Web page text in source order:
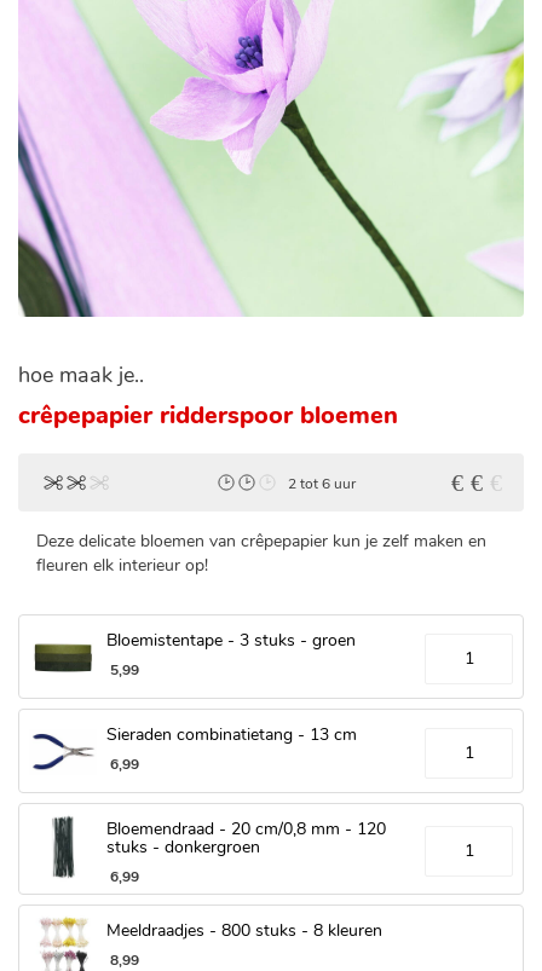
hoe maak je..
crêpepapier ridderspoor bloemen
2 tot 6 uur
Deze delicate bloemen van crêpepapier kun je zelf maken en
fleuren elk interieur op!
Bloemistentape - 3 stuks - groen
5,99
Sieraden combinatietang - 13 cm
6,99
Bloemendraad - 20 cm/0,8 mm - 120
stuks - donkergroen
6,99
Meeldraadjes - 800 stuks - 8 kleuren
8,99